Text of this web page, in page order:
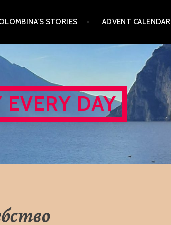
STORIES ADVENT CALENDAR
EVERY DAY